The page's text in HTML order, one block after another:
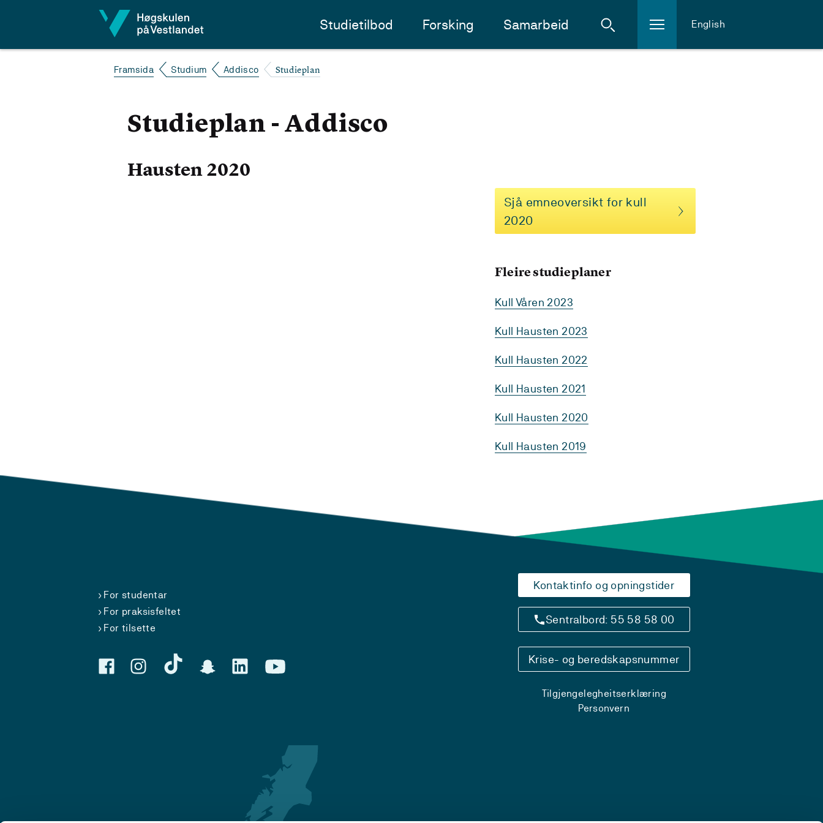
Studietilbod Forsking Samarbeid English
Framsida Studium Addisco Studieplan
Studieplan - Addisco
Hausten 2020
Sjå emneoversikt for kull
2020
Fleire studieplaner
Kull Våren 2023
Kull Hausten 2023
Kull Hausten 2022
Kull Hausten 2021
Kull Hausten 2020
Kull Hausten 2019
For studentar
For praksisfeltet
For tilsette
Kontaktinfo og opningstider
Sentralbord: 55 58 58 00
Krise- og beredskapsnummer
Tilgjengelegheitserklæring
Personvern